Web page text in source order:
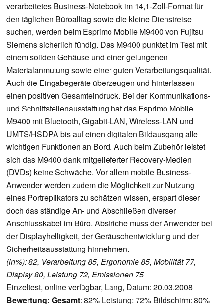
verarbeitetes Business-Notebook im 14,1-Zoll-Format für
den täglichen Büroalltag sowie die kleine Dienstreise
suchen, werden beim Esprimo Mobile M9400 von Fujitsu
Siemens sicherlich fündig. Das M9400 punktet im Test mit
einem soliden Gehäuse und einer gelungenen
Materialanmutung sowie einer guten Verarbeitungsqualität.
Auch die Eingabegeräte überzeugen und hinterlassen
einen positiven Gesamteindruck. Bei der Kommunikations-
und Schnittstellenausstattung hat das Esprimo Mobile
M9400 mit Bluetooth, Gigabit-LAN, Wireless-LAN und
UMTS/HSDPA bis auf einen digitalen Bildausgang alle
wichtigen Funktionen an Bord. Auch beim Zubehör leistet
sich das M9400 dank mitgelieferter Recovery-Medien
(DVDs) keine Schwäche. Vor allem mobile Business-
Anwender werden zudem die Möglichkeit zur Nutzung
eines Portreplikators zu schätzen wissen, erspart dieser
doch das ständige An- und Abschließen diverser
Anschlusskabel im Büro. Abstriche muss der Anwender bei
der Displayhelligkeit, der Geräuschentwicklung und der
Sicherheitsausstattung hinnehmen.
(in%): 82, Verarbeitung 85, Ergonomie 85, Mobilität 77,
Display 80, Leistung 72, Emissionen 75
Einzeltest, online verfügbar, Lang, Datum: 20.03.2008
Bewertung: Gesamt: 82% Leistung: 72% Bildschirm: 80%